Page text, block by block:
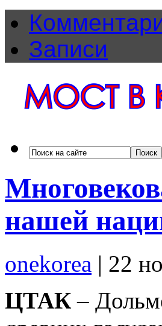
Записи
нашей
onekorea | 22
ЦТАК –